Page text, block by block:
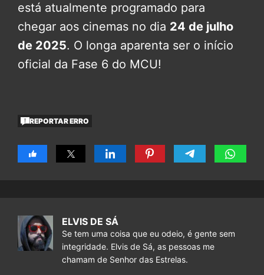
está atualmente programado para
chegar aos cinemas no dia 24 de julho
de 2025. O longa aparenta ser o início
oficial da Fase 6 do MCU!
REPORTAR ERRO
ELVIS DE SÁ
Se tem uma coisa que eu odeio, é gente sem
integridade. Elvis de Sá, as pessoas me
chamam de Senhor das Estrelas.